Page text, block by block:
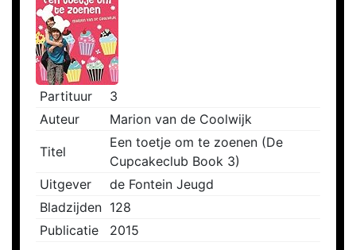
Partituur
3
Auteur
Marion van de Coolwijk
Titel
Een toetje om te zoenen (De
Cupcakeclub Book 3)
Uitgever
de Fontein Jeugd
Bladzijden 128
Publicatie
2015